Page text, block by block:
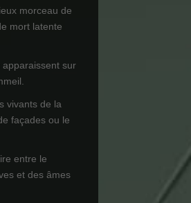
morceau de
mort latente
sur
vivants de la
façades ou le
entre le
et des âmes